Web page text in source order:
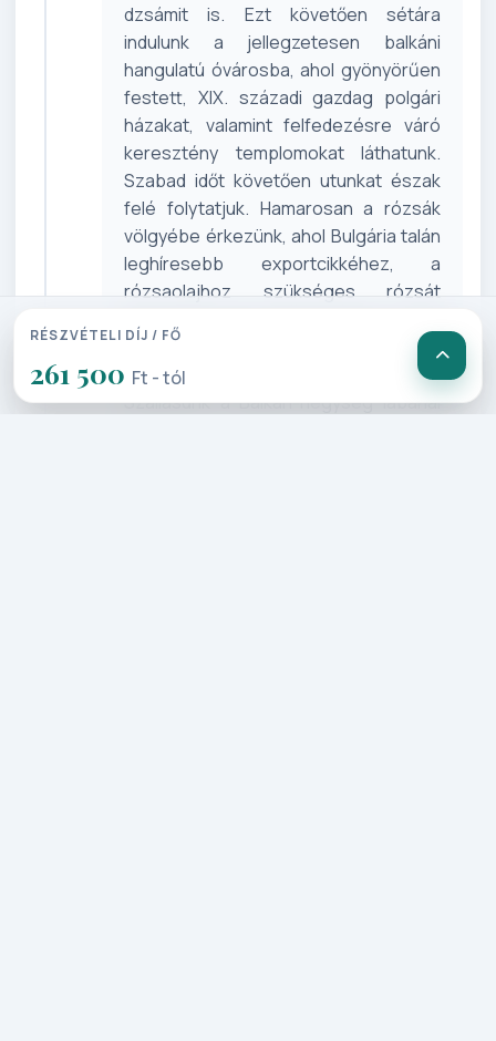
dzsámit is. Ezt követően sétára
indulunk a jellegzetesen balkáni
hangulatú óvárosba, ahol gyönyörűen
festett, XIX. századi gazdag polgári
házakat, valamint felfedezésre váró
keresztény templomokat láthatunk.
Szabad időt követően utunkat észak
felé folytatjuk. Hamarosan a rózsák
völgyébe érkezünk, ahol Bulgária talán
leghíresebb exportcikkéhez, a
rózsaolajhoz szükséges rózsát
messziről fénylő arany hagymakupolás,
sipkai orosz templomot tekintjük meg.
Szállásunk a Balkán-hegység lábánál
RÉSZVÉTELI DÍJ / FŐ
261 500 Ft - tól